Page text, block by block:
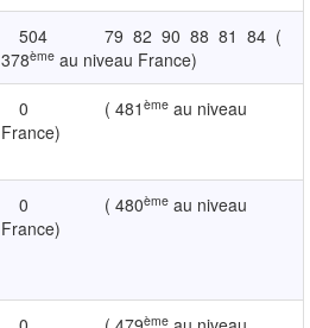
504 79 82 90 88 81 84 (
378èmeau niveau France)
0 ( 481ème au niveau
France)
0 ( 480ème au niveau
France)
ème